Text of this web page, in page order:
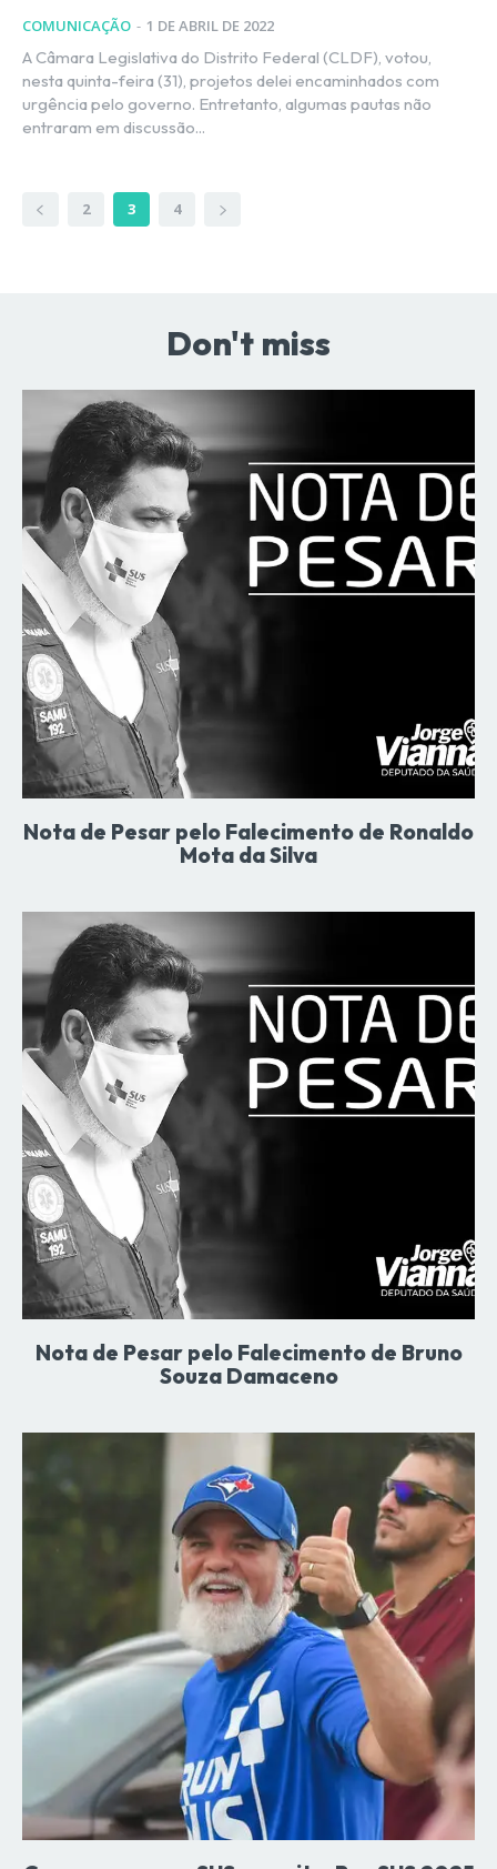
COMUNICAÇÃO - 1 DE ABRIL DE 2022
A Câmara Legislativa do Distrito Federal (CLDF), votou,
nesta quinta-feira (31), projetos delei encaminhados com
urgência pelo governo. Entretanto, algumas pautas não
entraram em discussão...
2 3 4
Don't miss
Nota de Pesar pelo Falecimento de Ronaldo
Mota da Silva
Nota de Pesar pelo Falecimento de Bruno
Souza Damaceno